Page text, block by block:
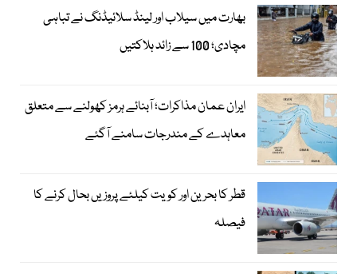
بھارت میں سیلاب اور لینڈ سلائیڈنگ نے تباہی
مچادی؛ 100 سے زائد ہلاکتیں
ایران عمان مذاکرات؛ آبنائے ہرمز کھولنے سے متعلق
معاہدے کے مندرجات سامنے آگئے
قطر کا بحرین اور کویت کیلئے پروزیں بحال کرنے کا
فیصلہ